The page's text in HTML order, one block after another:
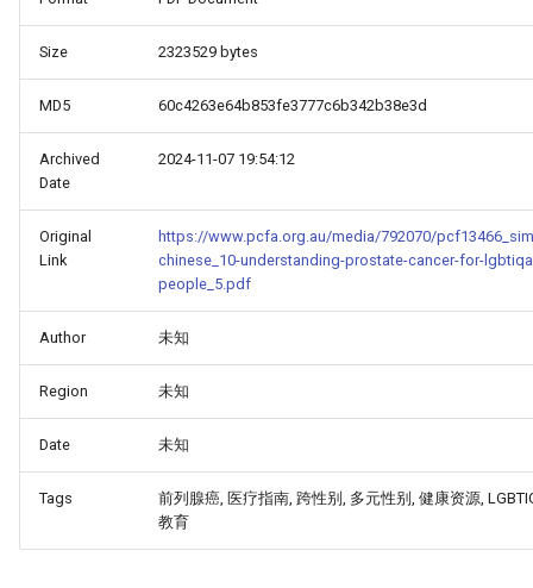
Size 2323529 bytes
MD5 60c4263e64b853fe3777c6b342b38e3d
Archived
Date
2024-11-07 19:54:12
Original
Link
https://www.pcfa.org.au/media/792070/
chinese_10-understanding-prostate-cancer-for-
people_5.pdf
Author 未知
Region 未知
Date 未知
Tags
前列腺癌, 医疗指南, 跨性别, 多元性别, 健康资源,
教育